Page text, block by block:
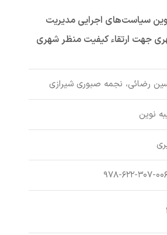
سیاست‌های اجرایی مدیریت
جهت ارتقاء کیفیت منظر شهری
رضائی، نجمه صبوری شیرازی
نوین
۶۲۲-۳۰۷-۰۰۶-۸